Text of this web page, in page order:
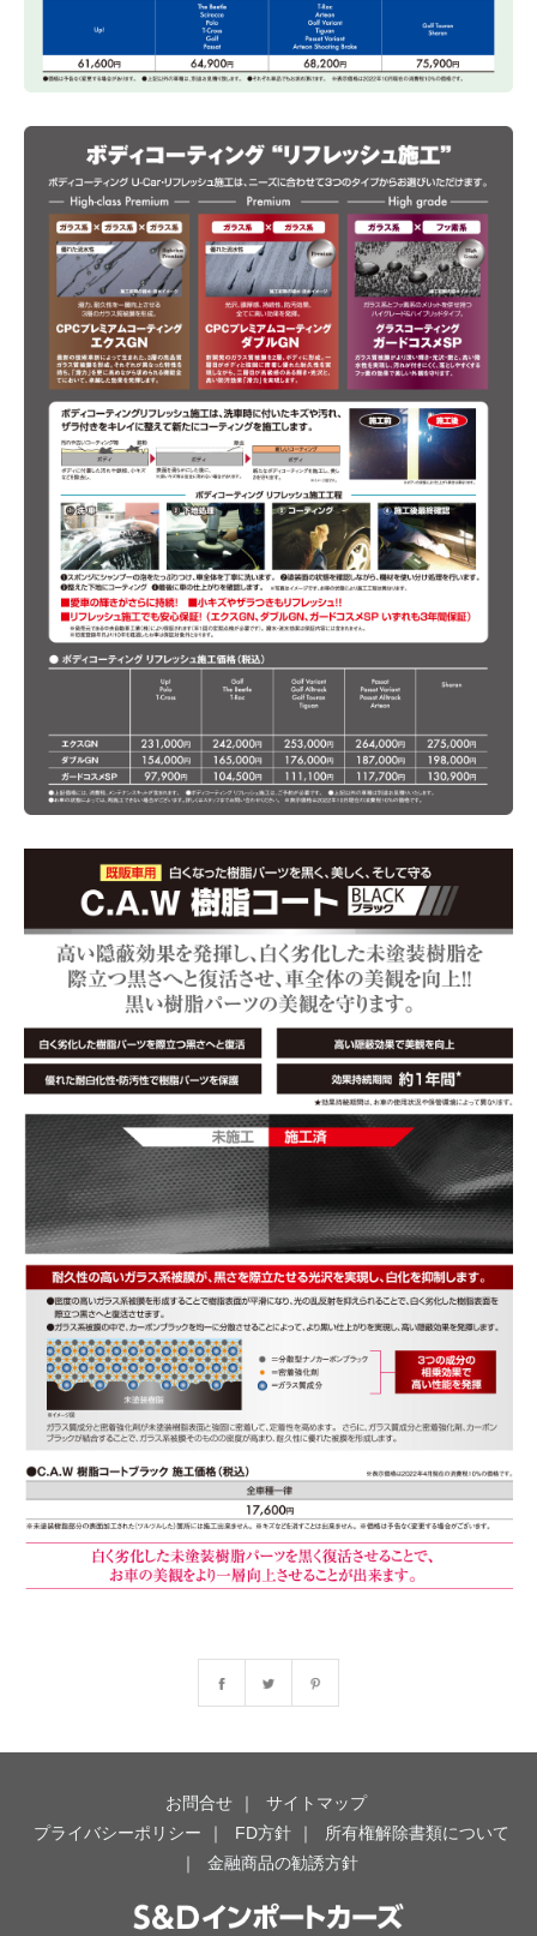
お問合せ
サイトマップ
プライバシーポリシー
FD方針
所有権解除書類について
金融商品の勧誘方針